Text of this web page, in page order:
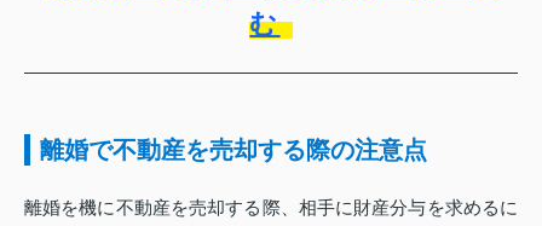
む
離婚で不動産を売却する際の注意点
離婚を機に不動産を売却する際、相手に財産分与を求めるに